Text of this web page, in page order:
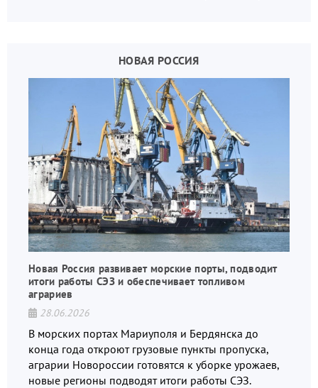
НОВАЯ РОССИЯ
Новая Россия развивает морские порты, подводит
итоги работы СЭЗ и обеспечивает топливом
аграриев
28.06.2026
В морских портах Мариуполя и Бердянска до
конца года откроют грузовые пункты пропуска,
аграрии Новороссии готовятся к уборке урожаев,
новые регионы подводят итоги работы СЭЗ.